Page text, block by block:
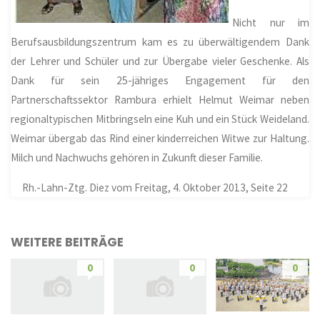
Nicht nur im
Berufsausbildungszentrum kam es zu überwältigendem Dank
der Lehrer und Schüler und zur Übergabe vieler Geschenke. Als
Dank für sein 25-jähriges Engagement für den
Partnerschaftssektor Rambura erhielt Helmut Weimar neben
regionaltypischen Mitbringseln eine Kuh und ein Stück Weideland.
Weimar übergab das Rind einer kinderreichen Witwe zur Haltung.
Milch und Nachwuchs gehören in Zukunft dieser Familie.
Rh.-Lahn-Ztg. Diez vom Freitag, 4. Oktober 2013, Seite 22
WEITERE BEITRÄGE
0 0 0